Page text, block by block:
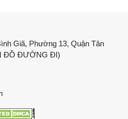
Giã, Phường 13, Quận Tân
ĐỒ ĐƯỜNG ĐI)